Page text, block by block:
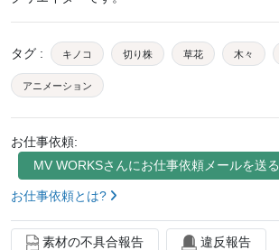
タグ : キノコ 切り株 草花 木々
アニメーション
お仕事依頼:
MV WORKSさんにお仕事依頼メールを送る
お仕事依頼とは?
素材の不具合報告 違反報告